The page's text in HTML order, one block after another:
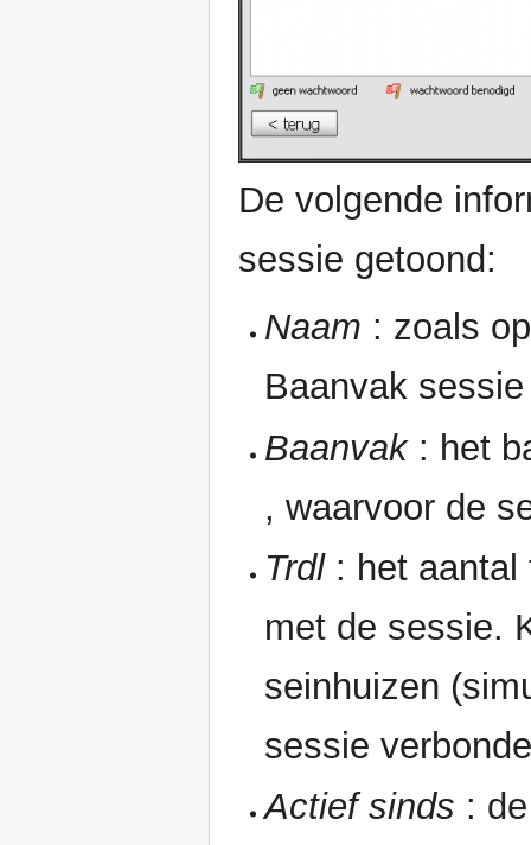
De volgende
sessie getoond:
Naam : zoals
Baanvak
Baanvak: het
, waarvoor de
Trdl: het aantal
met de sessie.
seinhuizen
sessie
Actief sinds :